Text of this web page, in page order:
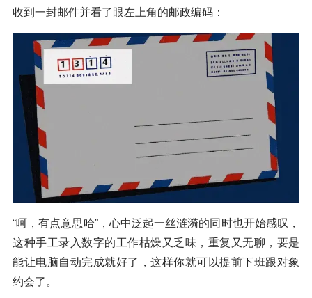
收到一封邮件并看了眼左上角的邮政编码：
“呵，有点意思哈”，心中泛起一丝涟漪的同时也开始感叹，
这种手工录入数字的工作枯燥又乏味，重复又无聊，要是
能让电脑自动完成就好了，这样你就可以提前下班跟对象
约会了。